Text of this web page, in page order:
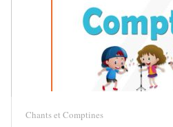
Chants et Comptines